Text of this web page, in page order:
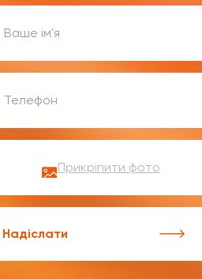
Прикріпити фото
Надіслати